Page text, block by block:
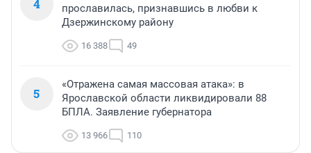
4
прославилась, признавшись в любви к
Дзержинскому району
16 388 49
5
«Отражена самая массовая атака»: в
Ярославской области ликвидировали 88
БПЛА. Заявление губернатора
13 966 110